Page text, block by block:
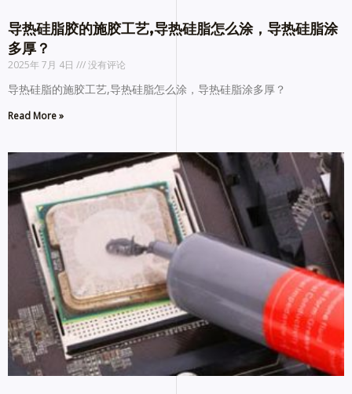
导热硅脂胶的施胶工艺,导热硅脂怎么涂，导热硅脂涂
多厚？
2025年 7月 4日 没有评论
导热硅脂的施胶工艺,导热硅脂怎么涂，导热硅脂涂多厚？
Read More »